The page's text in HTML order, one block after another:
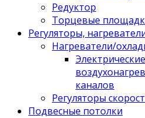
Редуктор
Торцевые
Регуляторы,
Нагреватели/
каналов
Регуляторы
Подвесные потолки